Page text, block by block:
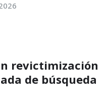
revictimización
de búsqueda